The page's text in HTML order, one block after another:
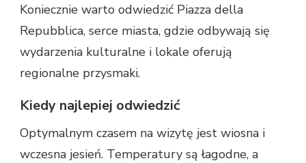
Koniecznie warto odwiedzić Piazza della
Repubblica, serce miasta, gdzie odbywają się
wydarzenia kulturalne i lokale oferują
regionalne przysmaki.
Kiedy najlepiej odwiedzić
Optymalnym czasem na wizytę jest wiosna i
wczesna jesień. Temperatury są łagodne, a